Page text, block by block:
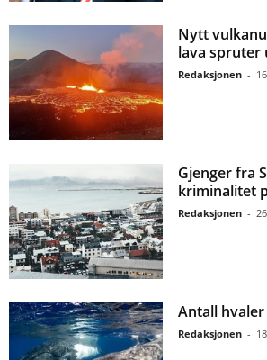
Nytt
lava spruter
Redaksjonen -
Gjenger fra
kriminalitet
Redaksjonen -
Antall
Redaksjonen -